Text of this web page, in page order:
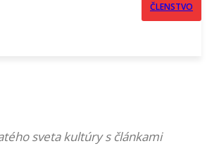
ČLENSTVO
sveta kultúry s článkami